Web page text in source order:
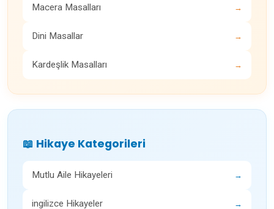
Macera Masalları →
Dini Masallar →
Kardeşlik Masalları →
📖 Hikaye Kategorileri
Mutlu Aile Hikayeleri →
ingilizce Hikayeler →